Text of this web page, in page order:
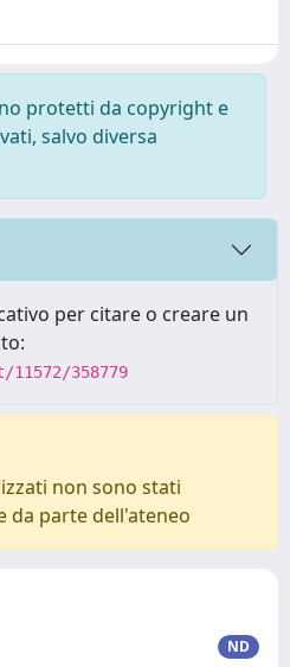
protetti da copyright e
salvo diversa
per citare o creare un
358779
non sono stati
da parte dell'ateneo
ND